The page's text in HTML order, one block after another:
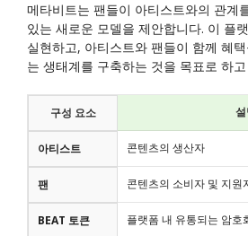
메타비트는 팬들이 아티스트와의 관계
있는 새로운 모델을 제안합니다. 이 플
실현하고, 아티스트와 팬들이 함께 혜
는 생태계를 구축하는 것을 목표로 하
구성 요소
아티스트 콘텐츠의 생산자
팬 콘텐츠의 소비자 및 지원
BEAT 토큰 플랫폼 내 유통되는 암호